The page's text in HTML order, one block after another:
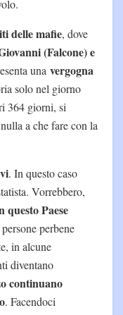
delle mafie, dove
(Falcone) e
una vergogna
solo nel giorno
364 giorni, si
a che fare con la
. In questo caso
Vorrebbero,
questo Paese
perbene
in alcune
diventano
continuano
. Facendoci